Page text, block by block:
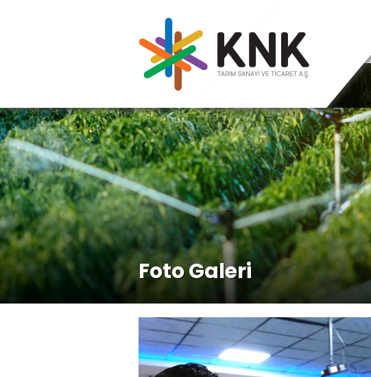
Foto Galeri